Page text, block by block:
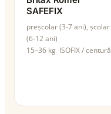
SAFEFIX
preșcolar (3-7 ani), școlar
(6-12 ani)
15–36 kg ISOFIX / centură